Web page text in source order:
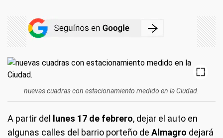
nuevas cuadras con estacionamiento medido en la Ciudad.
A partir del lunes 17 de febrero, dejar el auto en
algunas calles del barrio porteño de Almagro dejará